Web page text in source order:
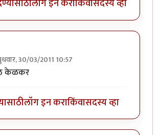
लॉग इन कराकिंवासदस्य व्हा
30/03/2011 10:57
केळकर
लॉग इन कराकिंवासदस्य व्हा